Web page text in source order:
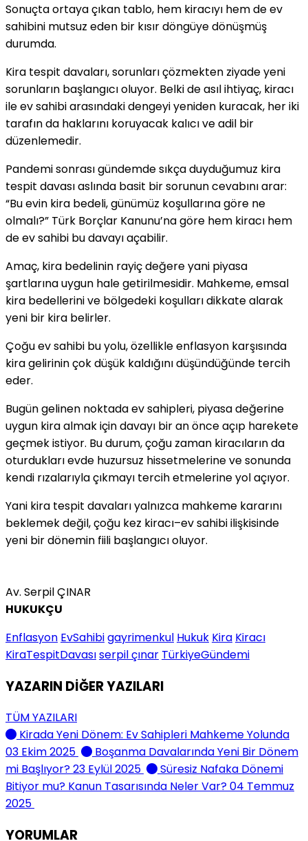
Sonuçta ortaya çıkan tablo, hem kiracıyı hem de ev
sahibini mutsuz eden bir kısır döngüye dönüşmüş
durumda.
Kira tespit davaları, sorunları çözmekten ziyade yeni
sorunların başlangıcı oluyor. Belki de asıl ihtiyaç, kiracı
ile ev sahibi arasındaki dengeyi yeniden kuracak, her iki
tarafın da haklarını koruyacak kalıcı ve adil bir
düzenlemedir.
Pandemi sonrası gündemde sıkça duyduğumuz kira
tespit davası aslında basit bir sorunun cevabını arar:
“Bu evin kira bedeli, günümüz koşullarına göre ne
olmalı?” Türk Borçlar Kanunu’na göre hem kiracı hem
de ev sahibi bu davayı açabilir.
Amaç, kira bedelinin rayiç değere yani piyasa
şartlarına uygun hale getirilmesidir. Mahkeme, emsal
kira bedellerini ve bölgedeki koşulları dikkate alarak
yeni bir kira belirler.
Çoğu ev sahibi bu yolu, özellikle enflasyon karşısında
kira gelirinin çok düşük kaldığını düşündüğünde tercih
eder.
Bugün gelinen noktada ev sahipleri, piyasa değerine
uygun kira almak için davayı bir an önce açıp harekete
geçmek istiyor. Bu durum, çoğu zaman kiracıların da
oturdukları evde huzursuz hissetmelerine ve sonunda
kendi rızalarıyla çıkmayı tercih etmelerine yol açıyor.
Yani kira tespit davaları yalnızca mahkeme kararını
beklemek değil, çoğu kez kiracı–ev sahibi ilişkisinde
yeni bir dönemin fiili başlangıcı oluyor.
Av. Serpil ÇINAR
HUKUKÇU
Enflasyon EvSahibigayrimenkul Hukuk Kira Kiracı
KiraTespitDavasıserpil çınar TürkiyeGündemi
YAZARIN DİĞER YAZILARI
TÜM YAZILARI
Kirada Yeni Dönem: Ev Sahipleri Mahkeme Yolunda
03 Ekim 2025
Boşanma Davalarında Yeni Bir Dönem
mi Başlıyor?23 Eylül 2025
Süresiz Nafaka Dönemi
Bitiyor mu? Kanun Tasarısında Neler Var?04 Temmuz
2025
YORUMLAR